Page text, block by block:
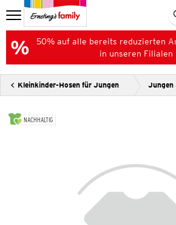
50% auf alle bereits reduzierten
in unseren Filialen
Kleinkinder-Hosen für Jungen Jungen
NACHHALTIG